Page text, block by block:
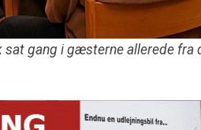
gang i gæsterne allerede fra